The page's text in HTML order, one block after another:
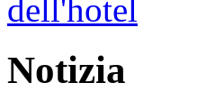
Notizia